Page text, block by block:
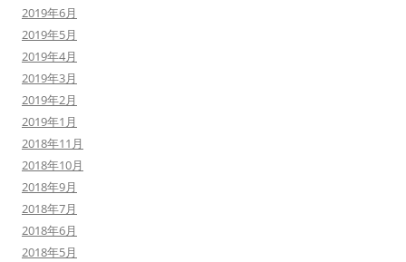
2019年6月
2019年5月
2019年4月
2019年3月
2019年2月
2019年1月
2018年11月
2018年10月
2018年9月
2018年7月
2018年6月
2018年5月